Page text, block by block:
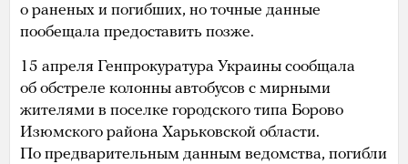
о раненых и погибших, но точные данные
пообещала предоставить позже.
15 апреля Генпрокуратура Украины сообщала
об обстреле колонны автобусов с мирными
жителями в поселке городского типа Борово
Изюмского района Харьковской области.
По предварительным данным ведомства, погибли